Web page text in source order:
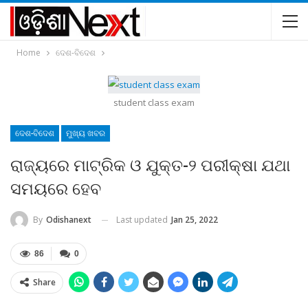
Home ଦେଶ-ବିଦେଶ
student class exam
ଦେଶ-ବିଦେଶ ମୁଖ୍ୟ ଖବର
ରାଜ୍ୟରେ ମାଟ୍ରିକ ଓ ଯୁକ୍ତ-୨ ପରୀକ୍ଷା ଯଥା
ସମୟରେ ହେବ
By Odishanext Last updated Jan 25, 2022
0
86
Share